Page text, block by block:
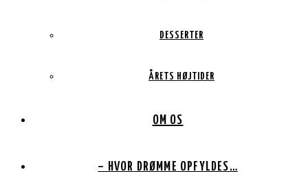
DESSERTER
ÅRETS HØJTIDER
OM OS
– HVOR DRØMME OPFYLDES…